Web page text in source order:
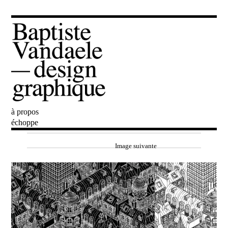
Baptiste Vandaele
à propos
échoppe
Image suivante